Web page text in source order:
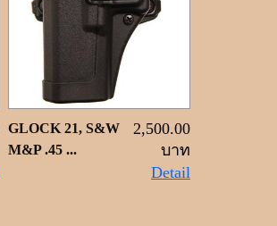
GLOCK 21, S&W
M&P .45 ...
2,500.00
บาท
Detail